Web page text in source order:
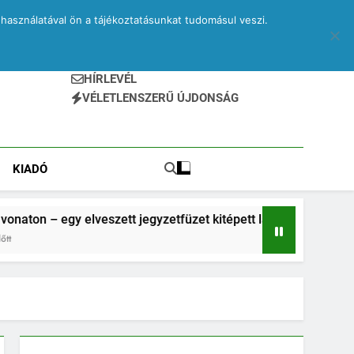
HÍRLEVÉL
VÉLETLENSZERŰ ÚJDONSÁG
KIADÓ
elveszett jegyzetfüzet kitépett lapjai
ön a tájékoztatásunkat tudomásul veszi.